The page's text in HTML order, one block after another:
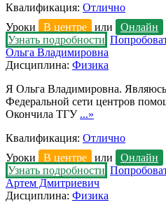
Квалификация: Отлично
Уроки
В центре или
Онлайн
Узнать подробности
Ольга Владимировна
Дисциплина: Физика
Я Ольга Владимировна.
Федеральной сети центров
Окончила ТГУ ...»
Квалификация: Отлично
Уроки
В центре или
Онлайн
Узнать подробности
Артем Дмитриевич
Дисциплина: Физика